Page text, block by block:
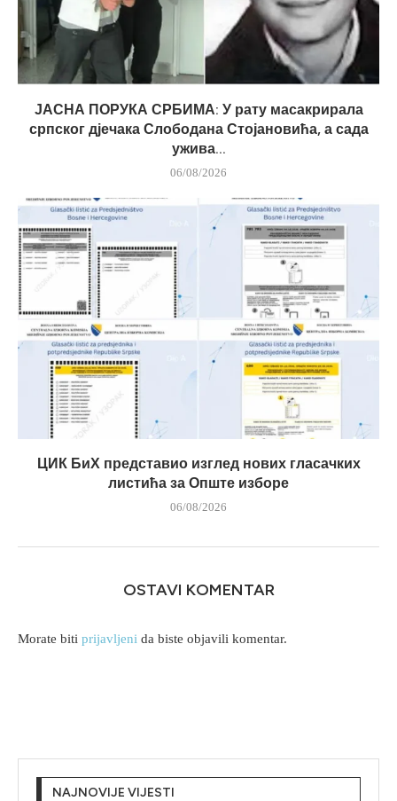
ЈАСНА ПОРУКА СРБИМА: У рату масакрирала
српског дјечака Слободана Стојановића, а сада
ужива...
06/08/2026
ЦИК БиХ представио изглед нових гласачких
листића за Опште изборе
06/08/2026
OSTAVI KOMENTAR
Morate biti prijavljeni da biste objavili komentar.
NAJNOVIJE VIJESTI